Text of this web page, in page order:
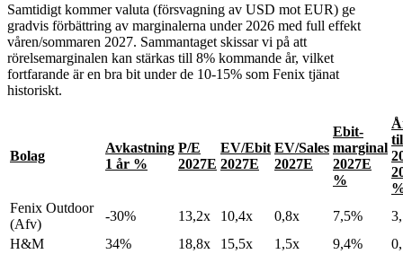
Samtidigt kommer valuta (försvagning av USD mot EUR) ge
gradvis förbättring av marginalerna under 2026 med full effekt
våren/sommaren 2027. Sammantaget skissar vi på att
rörelsemarginalen kan stärkas till 8% kommande år, vilket
fortfarande är en bra bit under de 10-15% som Fenix tjänat
historiskt.
Bolag
Avkastning
1 år %
P/E
2027E
EV/Ebit
2027E
EV/Sales
2027E
Ebit-
marginal
2027E
%
Fenix Outdoor
(Afv)
-30% 13,2x 10,4x 0,8x 7,5%
H&M
34% 18,8x 15,5x 1,5x 9,4%